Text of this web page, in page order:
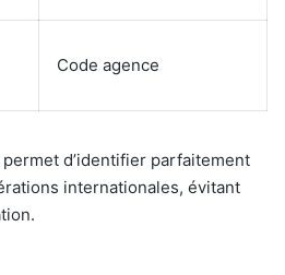
Code agence
d’identifier parfaitement
internationales, évitant